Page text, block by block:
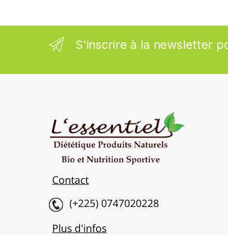
l
S'inscrire à la newsletter